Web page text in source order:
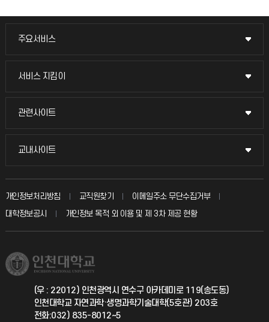
주요서비스
주요서비스
교무회의방송
입학안내
취업정보(학생)
서비스 지킴이
서비스 지킴이
묻고 답하기
칭찬마당
학생서비스 지킴이
관련사이트
관련사이트
국방헬프콜
총동문회
교내사이트
교내사이트
교수회
교육혁신본부
국제지원과
공자아카데미
개인정보처리방침 교직원찾기
이메일주소 무단수집거부
대학정보공시
개인정보 목적 외 이용 및 제 3차 제공 현황
(우 : 22012) 인천광역시 연수구 아카데미로 119(송도동)
인천대학교 자연과학·생명과학기술대학(5호관) 203호
전화:032) 835-8012~5